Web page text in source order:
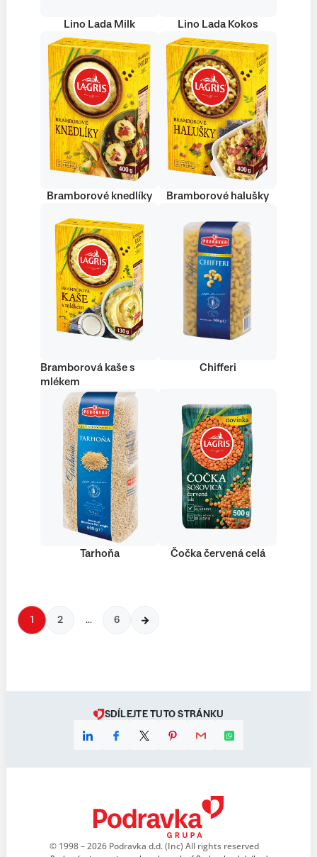
Lino Lada Milk Lino Lada Kokos
Bramborové knedlíky Bramborové halušky
Bramborová kaše s
mlékem
Chifferi
Tarhoňa Čočka červená celá
1 2 … 6
SDÍLEJTE TUTO STRÁNKU
© 1998 – 2026 Podravka d.d. (Inc) All rights reserved